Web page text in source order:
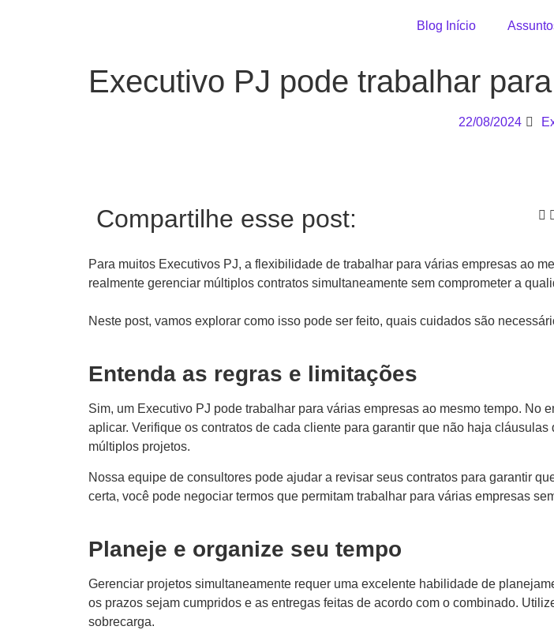
Blog Início
Executivo PJ pode trabalhar
22/08/2024
Compartilhe esse post:
Para muitos Executivos PJ, a flexibilidade de trabalhar para várias empresas ao
realmente gerenciar múltiplos contratos simultaneamente sem comprometer a
Neste post, vamos explorar como isso pode ser feito, quais cuidados são
Entenda as regras e limitações
Sim, um Executivo PJ pode trabalhar para várias empresas ao mesmo tempo. No
aplicar. Verifique os contratos de cada cliente para garantir que não haja
múltiplos projetos.
Nossa equipe de consultores pode ajudar a revisar seus contratos para garantir
certa, você pode negociar termos que permitam trabalhar para várias empresas
Planeje e organize seu tempo
Gerenciar projetos simultaneamente requer uma excelente habilidade de
os prazos sejam cumpridos e as entregas feitas de acordo com o combinado.
sobrecarga.